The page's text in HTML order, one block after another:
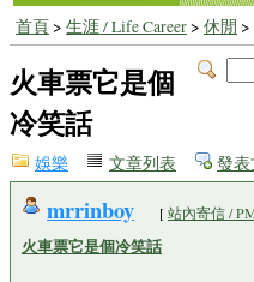
首頁> 生涯 / Life Career> 休閒 >
火車票它是個
冷笑話
娛樂 文章列表 發
mrrinboy [站內寄信 /
火車票它是個冷笑話